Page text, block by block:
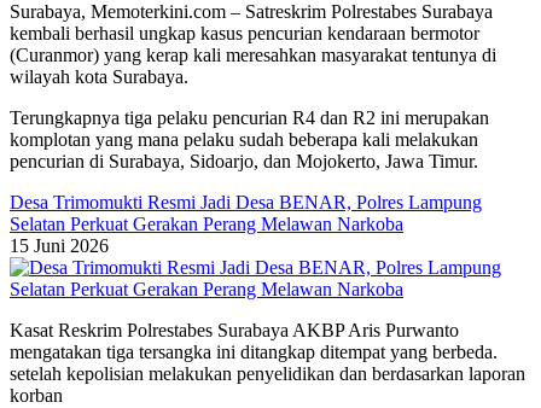
Surabaya, Memoterkini.com – Satreskrim Polrestabes Surabaya
kembali berhasil ungkap kasus pencurian kendaraan bermotor
(Curanmor) yang kerap kali meresahkan masyarakat tentunya di
wilayah kota Surabaya.
Terungkapnya tiga pelaku pencurian R4 dan R2 ini merupakan
komplotan yang mana pelaku sudah beberapa kali melakukan
pencurian di Surabaya, Sidoarjo, dan Mojokerto, Jawa Timur.
Desa Trimomukti Resmi Jadi Desa BENAR, Polres Lampung
Selatan Perkuat Gerakan Perang Melawan Narkoba
15 Juni 2026
Kasat Reskrim Polrestabes Surabaya AKBP Aris Purwanto
mengatakan tiga tersangka ini ditangkap ditempat yang berbeda.
setelah kepolisian melakukan penyelidikan dan berdasarkan laporan
korban